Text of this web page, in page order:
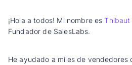
¡Hola a todos! Mi nombre esThibaut
Fundador de SalesLabs.
He ayudado a miles de vendedores